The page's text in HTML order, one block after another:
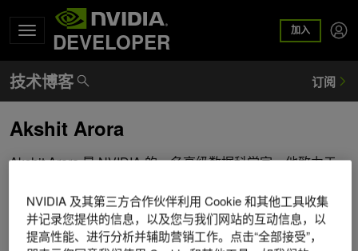
DEVELOPER 加入
Akshit Arora
Akshit Arora 是 NVIDIA 的一名高级数据科学家，他致力于
学博尔德分校，在那里应用深度学习来改进 K-12 在线家教
平台上的知识追踪。他的工作涵盖多语言文本转语音、教育
技术和深度学习的实际应用。
NVIDIA 及其第三方合作伙伴利用 Cookie 和其他工具收集
并记录您提供的信息，以及您与我们网站的互动信息，以
提高性能、进行分析并辅助营销工作。点击“全部接受”，